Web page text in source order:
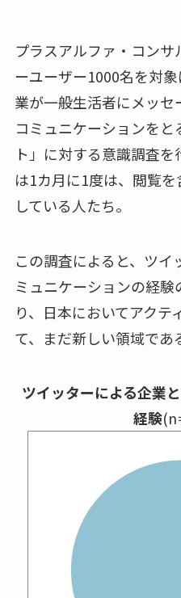
プラスアルファ・コン
ーユーザー1000名を対
業が一般生活者にメッ
コミュニケーションを
ト」に対する意識調査
は1カ月に1度は、閲覧
している人たち。
この調査によると、ツ
ミュニケーションの経
り、日本においてアクテ
て、まだ新しい領域であ
ツイッターによる企業
経験(n